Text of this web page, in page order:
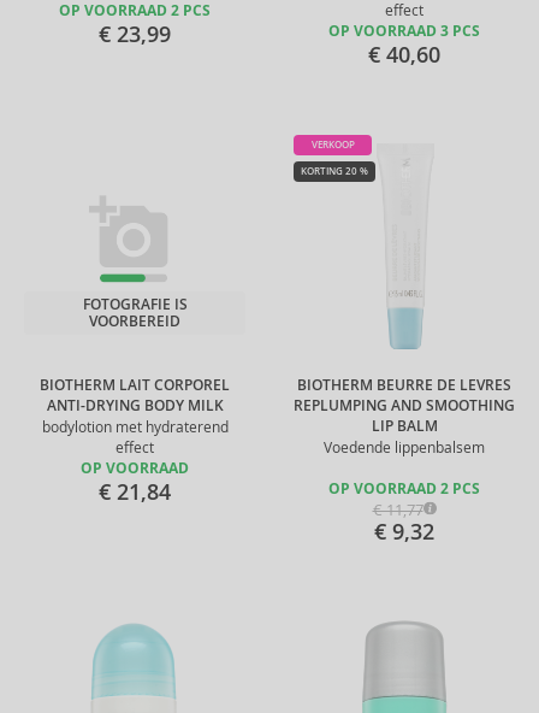
OP VOORRAAD 2 PCS
€ 23,99
effect
OP VOORRAAD 3 PCS
€ 40,60
BIOTHERM LAIT CORPOREL
ANTI-DRYING BODY MILK
bodylotion met hydraterend
effect
FOTOGRAFIE IS
VOORBEREID
OP VOORRAAD
€ 21,84
BIOTHERM BEURRE DE LEVRES
REPLUMPING AND SMOOTHING
LIP BALM
Voedende lippenbalsem
VERKOOP
KORTING 20 %
OP VOORRAAD 2 PCS
€ 11,77
€ 9,32